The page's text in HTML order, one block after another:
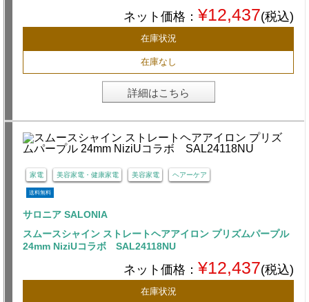
ネット価格： ¥12,437(税込)
在庫状況
在庫なし
詳細はこちら
家電 美容家電・健康家電 美容家電 ヘアーケア
送料無料
サロニア SALONIA
スムースシャイン ストレートヘアアイロン プリズムパープル
24mm NiziUコラボ SAL24118NU
ネット価格： ¥12,437(税込)
在庫状況